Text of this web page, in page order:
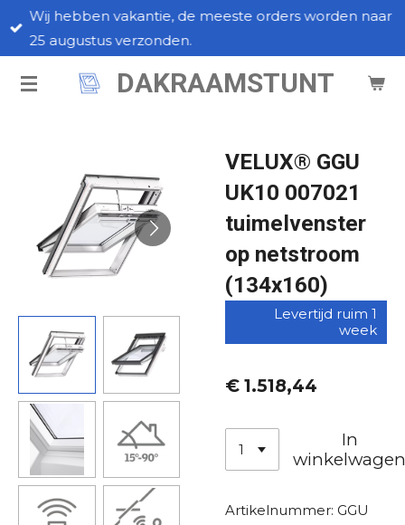
Ga
direct
de
DAKRAAMSTUNT
Wij hebben vakantie, de meeste orders worden naar
25 augustus verzonden.
VELUX® GGU
UK10 007021
tuimelvenster
op netstroom
(134x160)
Levertijd ruim 1
week
€ 1.518,44
In
Artikelnummer: GGU